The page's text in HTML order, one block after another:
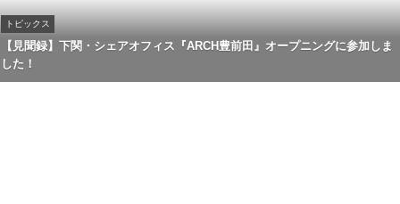
トピックス
【見聞録】下関・シェアオフィス『ARCH豊前田』オープニングに参加しま
した！